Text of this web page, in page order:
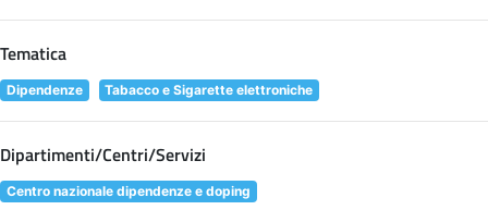
Tematica
Dipendenze Tabacco e Sigarette elettroniche
Dipartimenti/Centri/Servizi
Centro nazionale dipendenze e doping